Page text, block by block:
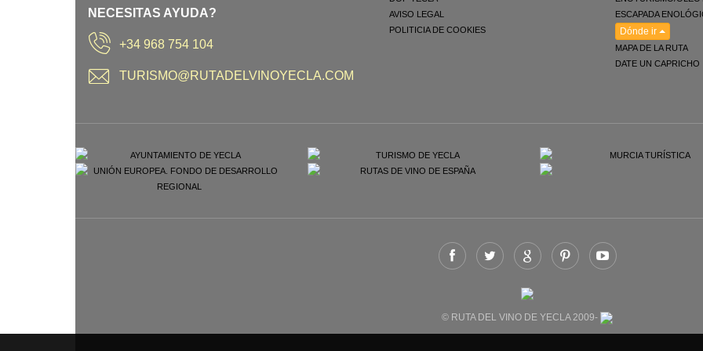
NECESITAS AYUDA?
+34 968 754 104
TURISMO@RUTADELVINOYECLA.COM
AVISO LEGAL
POLITICIA DE COOKIES
ESCAPADA
Dónde ir
MAPA DE LA RUTA
DATE UN CAPRICHO
© RUTA DEL VINO DE YECLA 2009-